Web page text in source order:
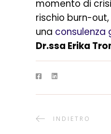
momento di
rischio burn-
una consulenza
Dr.ssa Erika
INDIETRO